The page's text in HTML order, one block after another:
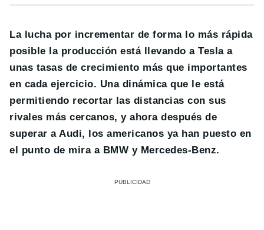
La lucha por incrementar de forma lo más rápida
posible la producción está llevando a Tesla a
unas tasas de crecimiento más que importantes
en cada ejercicio. Una dinámica que le está
permitiendo recortar las distancias con sus
rivales más cercanos, y ahora después de
superar a Audi, los americanos ya han puesto en
el punto de mira a BMW y Mercedes-Benz.